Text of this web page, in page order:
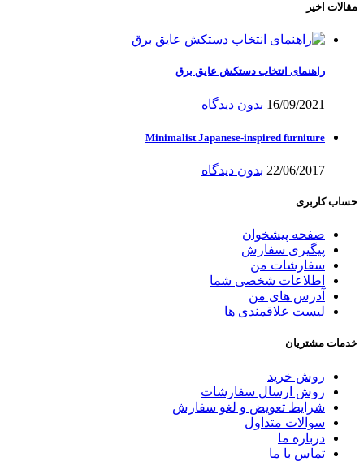
مقالات اخیر
راهنمای انتخاب دستکش عایق برق
16/09/2021 بدون دیدگاه
Minimalist Japanese-inspired furniture
22/06/2017 بدون دیدگاه
حساب کاربری
صفحه پیشخوان
پیگیری سفارش
سفارشات من
اطلاعات شخصی شما
آدرس های من
لیست علاقمندی ها
خدمات مشتریان
روش خرید
روش ارسال سفارشات
شرایط تعویض و لغو سفارش
سوالات متداول
درباره ما
تماس با ما